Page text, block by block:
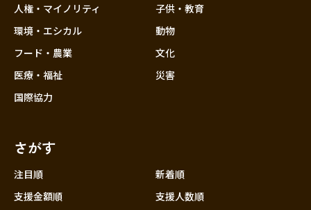
近畿
中国
人権・マイノリティ
環境・エシカル
フード・農業
医療・福祉
国際協力
子供・教育
動物
文化
災害
さがす
注目順
新着順
支援金額順
支援人数順